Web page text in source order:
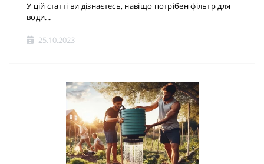
У цій статті ви дізнаєтесь, навіщо потрібен фільтр для
води...
25.10.2023